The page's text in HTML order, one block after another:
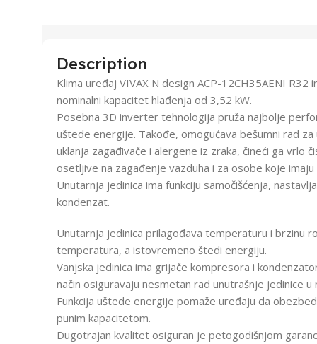
Description
Klima uređaj VIVAX N design ACP-12CH35AENI
nominalni kapacitet hlađenja od 3,52 kW.
Posebna 3D inverter tehnologija pruža najbolje
uštede energije. Takođe, omogućava bešumni rad
uklanja zagađivače i alergene iz zraka, čineći ga vrlo
osetljive na zagađenje vazduha i za osobe koje
Unutarnja jedinica ima funkciju samočišćenja,
kondenzat.
Unutarnja jedinica prilagođava temperaturu i brzinu
temperatura, a istovremeno štedi energiju.
Vanjska jedinica ima grijače kompresora i
način osiguravaju nesmetan rad unutrašnje jedinice u
Funkcija uštede energije pomaže uređaju da
punim kapacitetom.
Dugotrajan kvalitet osiguran je petogodišnjom